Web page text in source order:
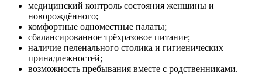
медицинский контроль состояния женщины и
новорождённого;
комфортные одноместные палаты;
сбалансированное трёхразовое питание;
наличие пеленального столика и гигиенических
принадлежностей;
возможность пребывания вместе с родственниками.